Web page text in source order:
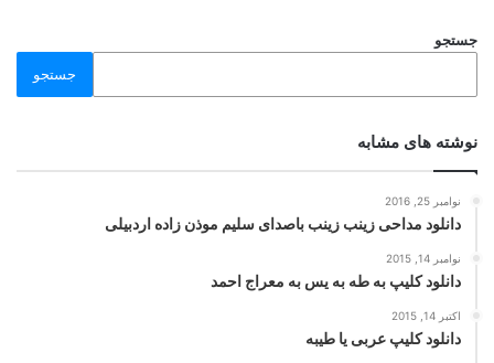
جستجو
جستجو
نوشته های مشابه
نوامبر 25, 2016
دانلود مداحی زینب زینب باصدای سلیم موذن زاده اردبیلی
نوامبر 14, 2015
دانلود کلیپ به طه به یس به معراج احمد
اکتبر 14, 2015
دانلود کلیپ عربی یا طیبه